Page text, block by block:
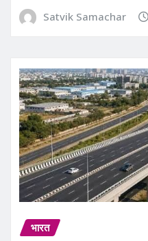
Satvik Samachar
भारत